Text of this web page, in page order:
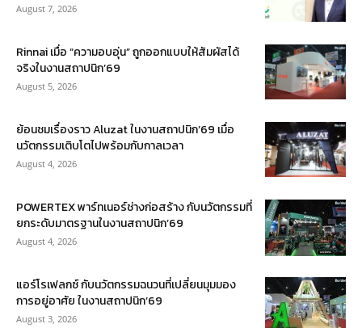
August 7, 2026
Rinnai เมื่อ “ความอบอุ่น” ถูกออกแบบให้สัมผัสได้
จริงในงานสถาปนิก’69
August 5, 2026
ย้อนชมเรื่องราว Aluzat ในงานสถาปนิก’69 เมื่อ
นวัตกรรมเติบโตไปพร้อมกับกาลเวลา
August 4, 2026
POWERTEX พาร์ทเนอร์ช่างก่อสร้าง กับนวัตกรรมที่
ยกระดับมาตรฐานในงานสถาปนิก’69
August 4, 2026
แอร์โรเฟลกซ์ กับนวัตกรรมฉนวนที่เปลี่ยนมุมมอง
การอยู่อาศัย ในงานสถาปนิก’69
August 3, 2026